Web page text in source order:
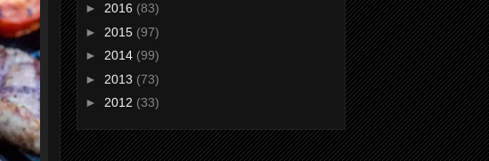
► 2016 (83)
► 2015 (97)
► 2014 (99)
► 2013 (73)
► 2012 (33)